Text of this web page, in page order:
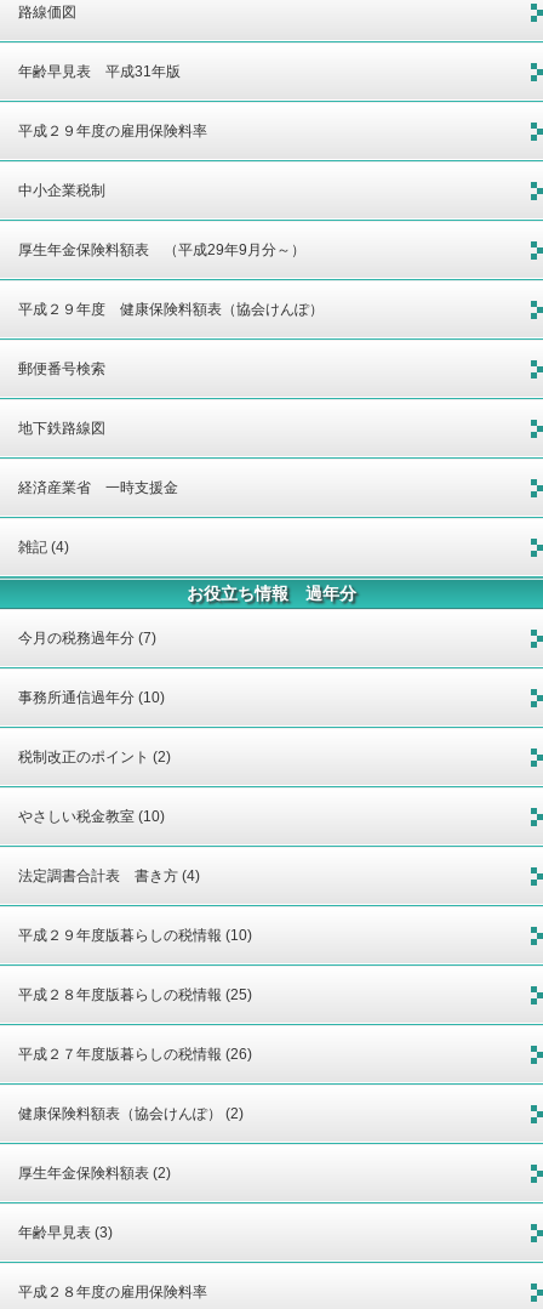
路線価図
年齢早見表 平成31年版
平成２９年度の雇用保険料率
中小企業税制
厚生年金保険料額表 （平成29年9月分～）
平成２９年度 健康保険料額表（協会けんぽ）
郵便番号検索
地下鉄路線図
経済産業省 一時支援金
雑記 (4)
お役立ち情報 過年分
今月の税務過年分 (7)
事務所通信過年分 (10)
税制改正のポイント (2)
やさしい税金教室 (10)
法定調書合計表 書き方 (4)
平成２９年度版暮らしの税情報 (10)
平成２８年度版暮らしの税情報 (25)
平成２７年度版暮らしの税情報 (26)
健康保険料額表（協会けんぽ） (2)
厚生年金保険料額表 (2)
年齢早見表 (3)
平成２８年度の雇用保険料率